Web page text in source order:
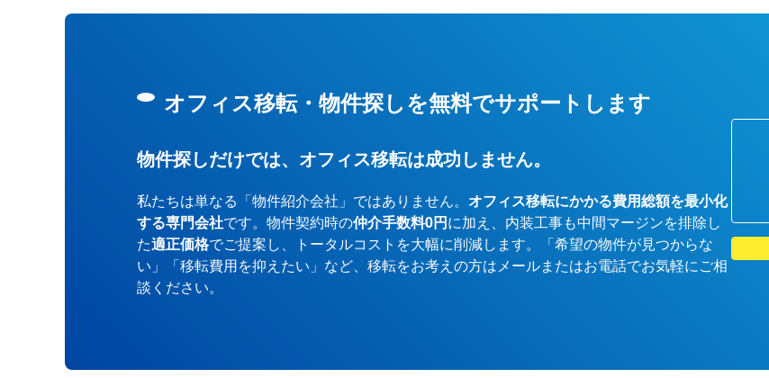
オフィス移転・物件探しを無料でサポートします
物件探しだけでは、オフィス移転は成功しません。
私たちは単なる「物件紹介会社」ではありません。 オフィス移転にかかる費用総額を最小化
する専門会社です。物件契約時の仲介手数料0円に加え、内装工事も中間マージンを排除し
た適正価格でご提案し、トータルコストを大幅に削減します。「希望の物件が見つからな
い」「移転費用を抑えたい」など、移転をお考えの方はメールまたはお電話でお気軽にご相
談ください。